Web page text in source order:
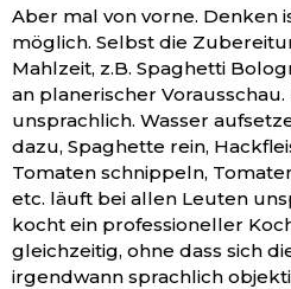
Aber mal von vorne. Denken
möglich. Selbst die
Mahlzeit, z.B. Spaghetti
an planerischer
unsprachlich. Wasser
dazu, Spaghette rein,
Tomaten schnippeln,
etc. läuft bei allen Leuten
kocht ein professioneller
gleichzeitig, ohne dass sich
irgendwann sprachlich